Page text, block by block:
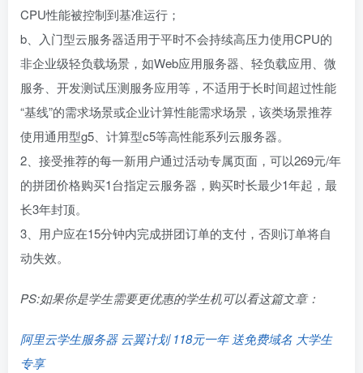
CPU性能被控制到基准运行；
b、入门型云服务器适用于平时不会持续高压力使用CPU的
非企业级轻负载场景，如Web应用服务器、轻负载应用、微
服务、开发测试压测服务应用等，不适用于长时间超过性能
“基线”的需求场景或企业计算性能需求场景，该类场景推荐
使用通用型g5、计算型c5等高性能系列云服务器。
2、接受推荐的每一新用户通过活动专属页面，可以269元/年
的拼团价格购买1台指定云服务器，购买时长最少1年起，最
长3年封顶。
3、用户应在15分钟内完成拼团订单的支付，否则订单将自
动失效。
PS:如果你是学生需要更优惠的学生机可以看这篇文章：
阿里云学生服务器 云翼计划 118元一年 送免费域名 大学生
专享